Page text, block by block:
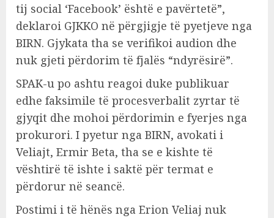
tij social ‘Facebook’ është e pavërtetë”,
deklaroi GJKKO në përgjigje të pyetjeve nga
BIRN. Gjykata tha se verifikoi audion dhe
nuk gjeti përdorim të fjalës “ndyrësirë”.
SPAK-u po ashtu reagoi duke publikuar
edhe faksimile të procesverbalit zyrtar të
gjyqit dhe mohoi përdorimin e fyerjes nga
prokurori. I pyetur nga BIRN, avokati i
Veliajt, Ermir Beta, tha se e kishte të
vështirë të ishte i saktë për termat e
përdorur në seancë.
Postimi i të hënës nga Erion Veliaj nuk